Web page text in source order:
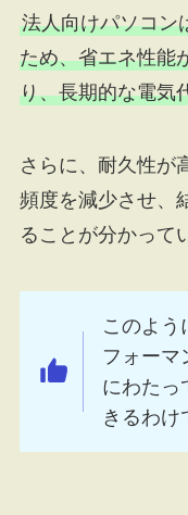
法人向けパソコン
ため、省エネ性能
り、長期的な電気
さらに、耐久性が
頻度を減少させ、
ることが分かって
このよう
フォーマ
にわたっ
きるわけ